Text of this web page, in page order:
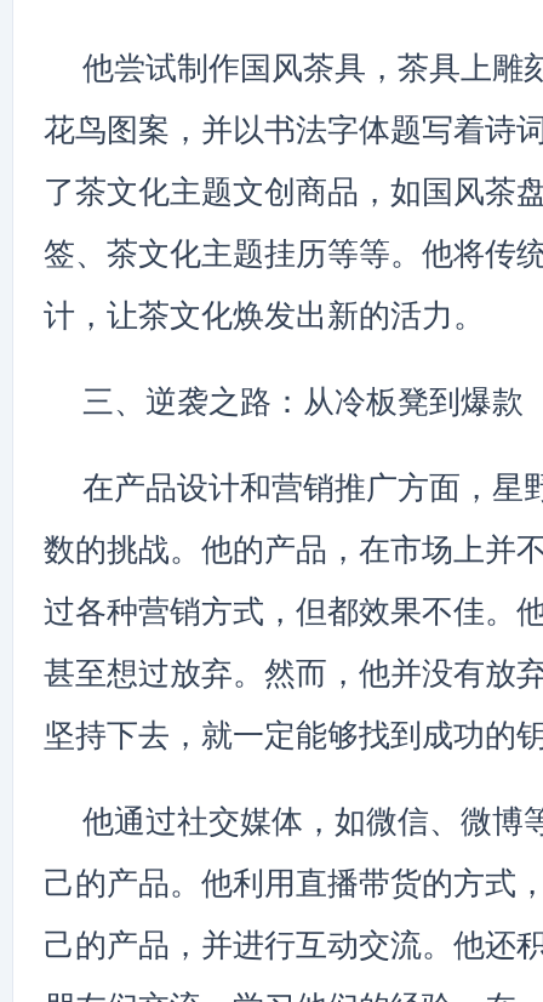
他尝试制作国风茶具，茶具上雕
花鸟图案，并以书法字体题写着诗
了茶文化主题文创商品，如国风茶
签、茶文化主题挂历等等。他将传
计，让茶文化焕发出新的活力。
三、逆袭之路：从冷板凳到爆款
在产品设计和营销推广方面，星
数的挑战。他的产品，在市场上并
过各种营销方式，但都效果不佳。
甚至想过放弃。然而，他并没有放
坚持下去，就一定能够找到成功的
他通过社交媒体，如微信、微博
己的产品。他利用直播带货的方式
己的产品，并进行互动交流。他还